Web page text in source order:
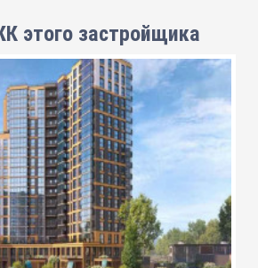
этого застройщика